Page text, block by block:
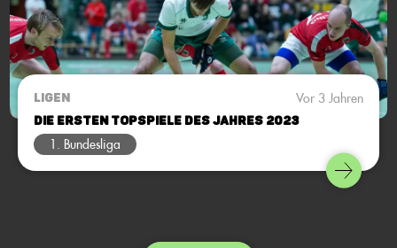
LIGEN Vor 3 Jahren
Die ersten Topspiele des Jahres 2023
1. Bundesliga